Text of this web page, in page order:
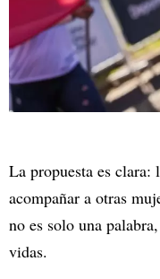
La propuesta es clara:
acompañar a otras
no es solo una
vidas.